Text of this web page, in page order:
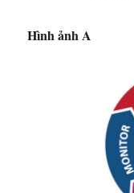
Hình ảnh A